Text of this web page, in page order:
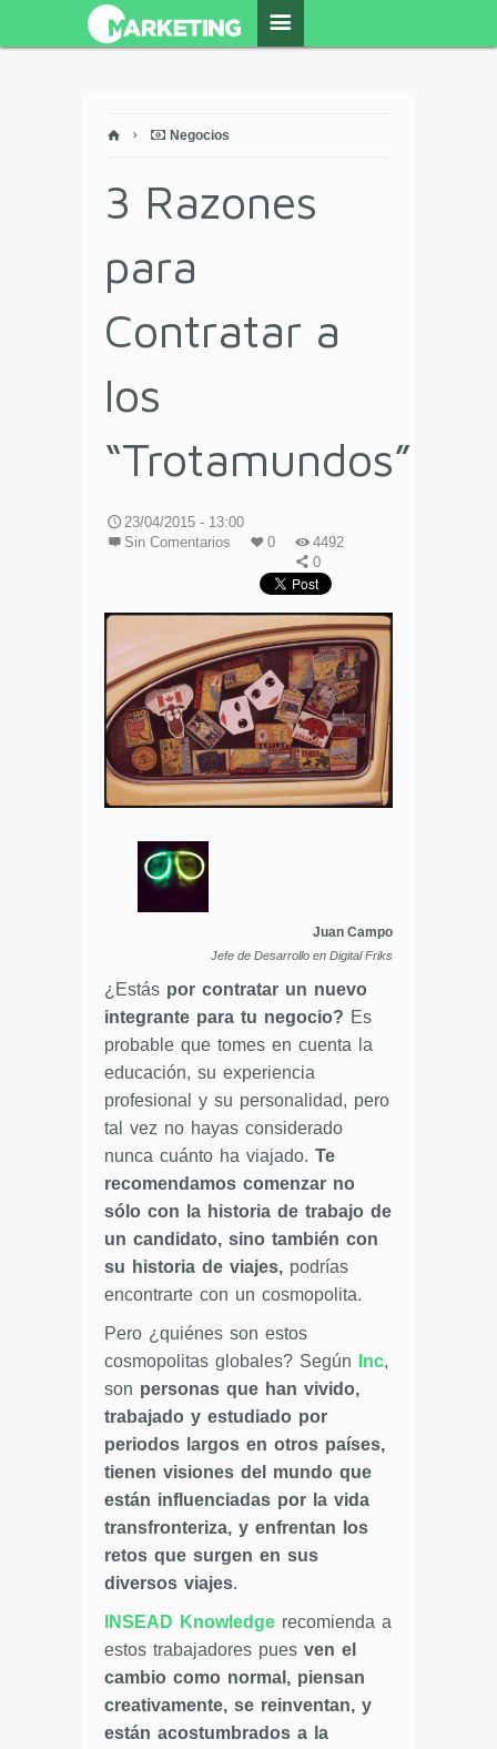
Negocios
3 Razones
para
Contratar a
los
“Trotamundos”
23/04/2015 - 13:00
Sin Comentarios
0
4492
0
Juan Campo
Jefe de Desarrollo en Digital Friks
¿Estás por contratar un nuevo
integrante para tu negocio? Es
probable que tomes en cuenta la
educación, su experiencia
profesional y su personalidad, pero
tal vez no hayas considerado
nunca cuánto ha viajado. Te
recomendamos comenzar no
sólo con la historia de trabajo de
un candidato, sino también con
su historia de viajes, podrías
encontrarte con un cosmopolita.
Pero ¿quiénes son estos
cosmopolitas globales? Según
Inc,
son personas que han vivido,
trabajado y estudiado por
periodos largos en otros países,
tienen visiones del mundo que
están influenciadas por la vida
transfronteriza, y enfrentan los
retos que surgen en sus
diversos viajes.
INSEAD Knowledge recomienda a
estos trabajadores pues ven el
cambio como normal, piensan
creativamente, se reinventan, y
están acostumbrados a la